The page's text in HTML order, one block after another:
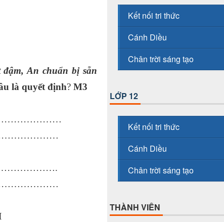
An chuẩn bị sẵn
là quyết định? M3
Kết nối tri thức
Cánh Diều
Chân trời sáng tạo
LỚP 12
Kết nối tri thức
Cánh Diều
Chân trời sáng tạo
THÀNH VIÊN